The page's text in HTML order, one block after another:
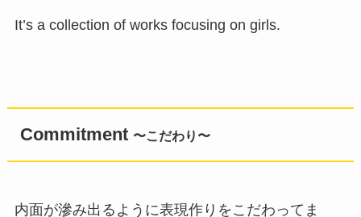
It’s a collection of works focusing on girls.
Commitment 〜こだわり〜
内面が滲み出るように表現作りをこだわってま